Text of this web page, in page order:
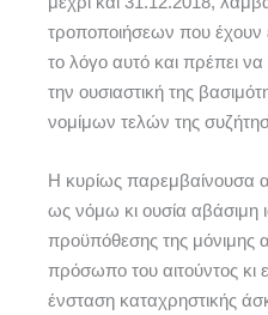
τροποποιήσεων που έχουν
το λόγο αυτό και πρέπει
την ουσιαστική της
νομίμων τελών της
Η κυρίως παρεμβαίνουσα
ως νόμω κι ουσία αβάσιμη
προϋπόθεσης της μόνιμης
πρόσωπο του αιτούντος κι
ένσταση καταχρηστικής